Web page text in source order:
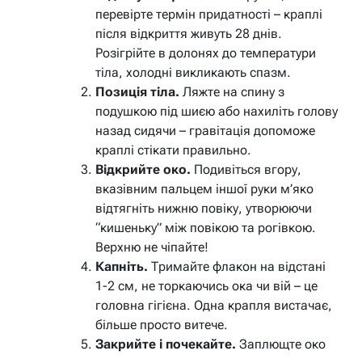
перевірте термін придатності – краплі
після відкриття живуть 28 днів.
Розігрійте в долонях до температури
тіла, холодні викликають спазм.
Позиція тіла. Ляжте на спину з
подушкою під шиєю або нахиліть голову
назад сидячи – гравітація допоможе
краплі стікати правильно.
Відкрийте око. Подивіться вгору,
вказівним пальцем іншої руки м’яко
відтягніть нижню повіку, утворюючи
“кишеньку” між повікою та рогівкою.
Верхню не чіпайте!
Капніть. Тримайте флакон на відстані
1-2 см, не торкаючись ока чи вій – це
головна гігієна. Одна крапля вистачає,
більше просто витече.
Закрийте і почекайте. Заплющте око